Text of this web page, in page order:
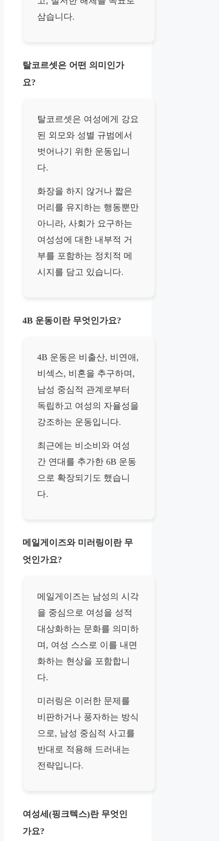
삼습니다.
탈코르셋은 어떤 의미인가
요?
탈코르셋은 여성에게 강요
된 외모와 성별 규범에서
벗어나기 위한 운동입니
다.
화장을 하지 않거나 짧은
머리를 유지하는 행동뿐만
아니라, 사회가 요구하는
여성성에 대한 내부적 거
부를 포함하는 정치적 메
시지를 담고 있습니다.
4B 운동이란 무엇인가요?
4B 운동은 비출산, 비연애,
비섹스, 비혼을 추구하며,
남성 중심적 관계로부터
독립하고 여성의 자율성을
강조하는 운동입니다.
최근에는 비소비와 여성
간 연대를 추가한 6B 운동
으로 확장되기도 했습니
다.
메일게이즈와 미러링이란 무
엇인가요?
메일게이즈는 남성의 시각
을 중심으로 여성을 성적
대상화하는 문화를 의미하
며, 여성 스스로 이를 내면
화하는 현상을 포함합니
다.
미러링은 이러한 문제를
비판하거나 풍자하는 방식
으로, 남성 중심적 사고를
반대로 적용해 드러내는
전략입니다.
여성세(핑크텍스)란 무엇인
가요?